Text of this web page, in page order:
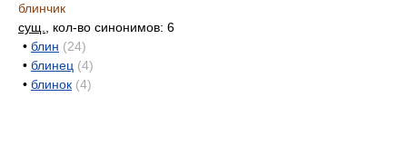
блинчик
сущ.
, кол-во синонимов: 6
• блин (24)
• блинец (4)
• блинок (4)